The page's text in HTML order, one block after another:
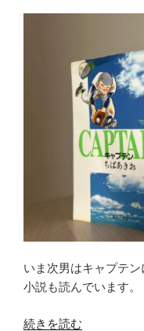
いま次男はキャプテン
小説も読んでいます。
“キ
続きを読む